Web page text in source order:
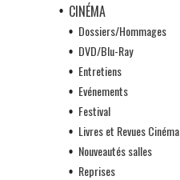
CINÉMA
Dossiers/Hommages
DVD/Blu-Ray
Entretiens
Evénements
Festival
Livres et Revues Cinéma
Nouveautés salles
Reprises